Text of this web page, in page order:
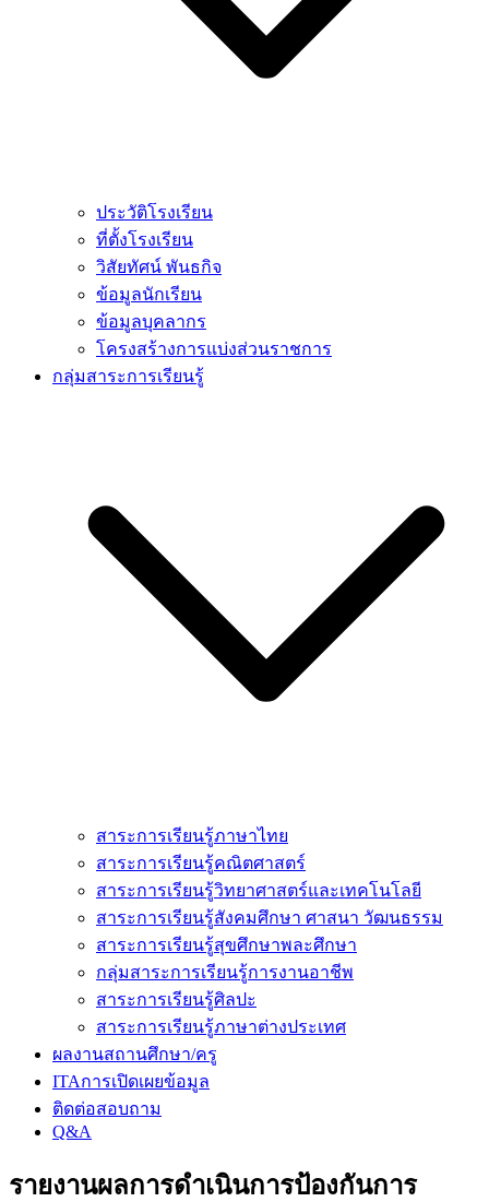
ประวัติโรงเรียน
ที่ตั้งโรงเรียน
วิสัยทัศน์ พันธกิจ
ข้อมูลนักเรียน
ข้อมูลบุคลากร
โครงสร้างการแบ่งส่วนราชการ
กลุ่มสาระการเรียนรู้
สาระการเรียนรู้ภาษาไทย
สาระการเรียนรู้คณิตศาสตร์
สาระการเรียนรู้วิทยาศาสตร์และเทคโนโลยี
สาระการเรียนรู้สังคมศึกษา ศาสนา วัฒนธรรม
สาระการเรียนรู้สุขศึกษาพละศึกษา
กลุ่มสาระการเรียนรู้การงานอาชีพ
สาระการเรียนรู้ศิลปะ
สาระการเรียนรู้ภาษาต่างประเทศ
ผลงานสถานศึกษา/ครู
ITAการเปิดเผยข้อมูล
ติดต่อสอบถาม
Q&A
รายงานผลการดำเนินการป้องกันการ